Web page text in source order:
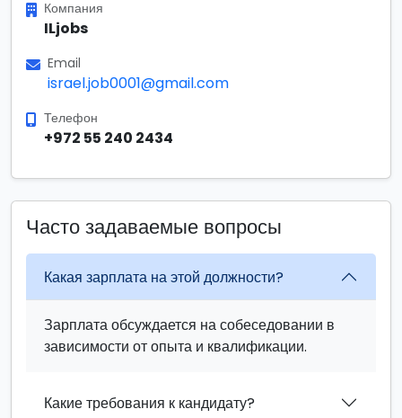
Компания
ILjobs
Email
israel.job0001@gmail.com
Телефон
+972 55 240 2434
Часто задаваемые вопросы
Какая зарплата на этой должности?
Зарплата обсуждается на собеседовании в
зависимости от опыта и квалификации.
Какие требования к кандидату?